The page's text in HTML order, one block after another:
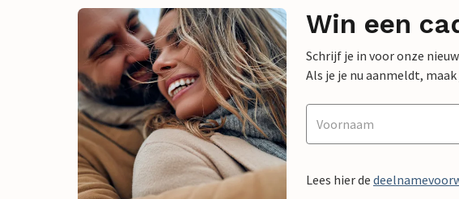
Win een
Schrijf je in voor onze
Als je je nu aanmeldt,
Lees hier de